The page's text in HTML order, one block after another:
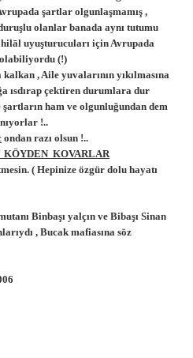
şartlar olgunlaşmamış ,
olanlar banada aynı tutumu
hilāl uyuşturucuları için Avrupada
(!)
, Aile yuvalarının yıkılmasına
ısdırap çektiren durumlara dur
ham ve olgunluğundan dem
!..
ondan razı olsun !..
KOVARLAR
( Hepinize özgür dolu hayatı
Binbaşı yalçın ve Bibaşı Sinan
, Bucak mafiasına söz